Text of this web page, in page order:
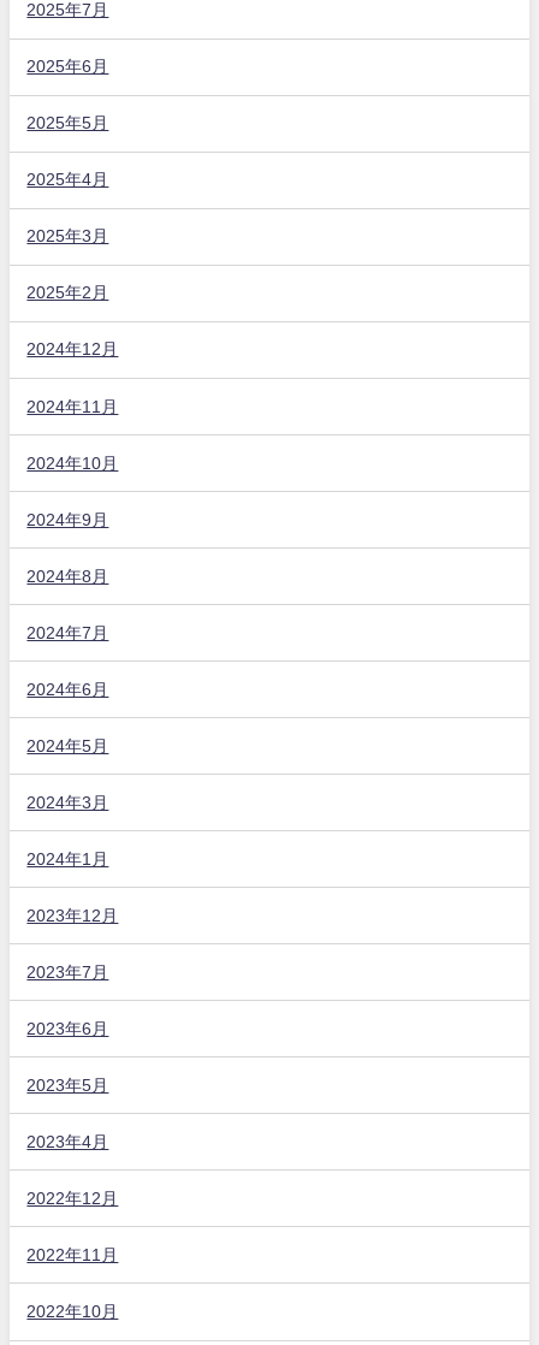
2025年7月
2025年6月
2025年5月
2025年4月
2025年3月
2025年2月
2024年12月
2024年11月
2024年10月
2024年9月
2024年8月
2024年7月
2024年6月
2024年5月
2024年3月
2024年1月
2023年12月
2023年7月
2023年6月
2023年5月
2023年4月
2022年12月
2022年11月
2022年10月